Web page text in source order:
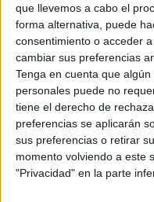
que llevemos a cabo el
forma alternativa, puede
consentimiento o acceder
cambiar sus preferencias
Tenga en cuenta que
personales puede no
tiene el derecho de
preferencias se aplicarán
sus preferencias o retirar
momento volviendo a este
"Privacidad" en la parte
el organismo. El
ayudan a las personas
sus partes intimas y
Tener unapiel
ayuda de tratamientos
las rutinas con buenos
producción de